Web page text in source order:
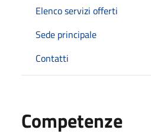
Elenco servizi offerti
Sede principale
Contatti
Competenze